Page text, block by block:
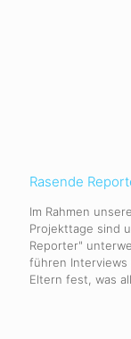
Rasende
Im Rahmen
Projekttage sind
Reporter"
führen
Eltern fest, was